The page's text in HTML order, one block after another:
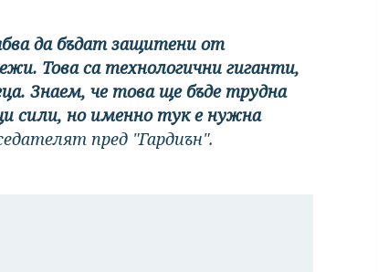
да бъдат защитени от
Това са технологични гиганти,
Знаем, че това ще бъде трудна
сили, но именно тук е нужна
пред "Гардиън".